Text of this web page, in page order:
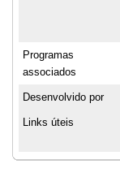
Programas
associados
Desenvolvido por
Links úteis